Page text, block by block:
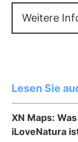
Weitere
Lesen Sie
XN Maps:
iLoveNatura